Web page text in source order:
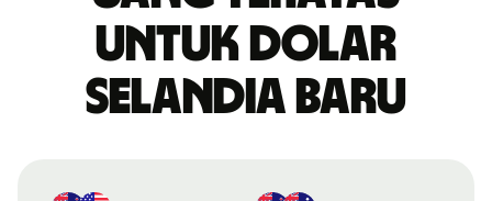
untuk dolar
Selandia Baru